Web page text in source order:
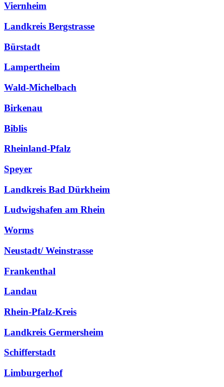
Viernheim
Landkreis Bergstrasse
Bürstadt
Lampertheim
Wald-Michelbach
Birkenau
Biblis
Rheinland-Pfalz
Speyer
Landkreis Bad Dürkheim
Ludwigshafen am Rhein
Worms
Neustadt/ Weinstrasse
Frankenthal
Landau
Rhein-Pfalz-Kreis
Landkreis Germersheim
Schifferstadt
Limburgerhof